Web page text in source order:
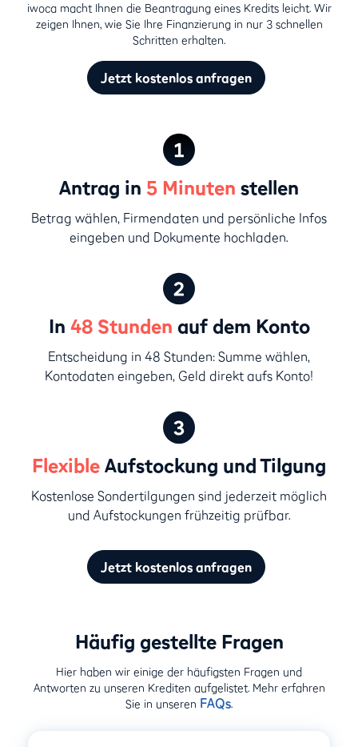
iwoca macht Ihnen die Beantragung eines Kredits leicht. Wir
zeigen Ihnen, wie Sie Ihre Finanzierung in nur 3 schnellen
Schritten erhalten.
Jetzt kostenlos anfragen
Antrag in 5 Minuten stellen
Betrag wählen, Firmendaten und persönliche Infos
eingeben und Dokumente hochladen.
In 48 Stunden auf dem Konto
Entscheidung in 48 Stunden: Summe wählen,
Kontodaten eingeben, Geld direkt aufs Konto!
Flexible Aufstockung und Tilgung
Kostenlose Sondertilgungen sind jederzeit möglich
und Aufstockungen frühzeitig prüfbar.
Jetzt kostenlos anfragen
Häufig gestellte Fragen
Hier haben wir einige der häufigsten Fragen und
Antworten zu unseren Krediten aufgelistet. Mehr erfahren
Sie in unseren FAQs.